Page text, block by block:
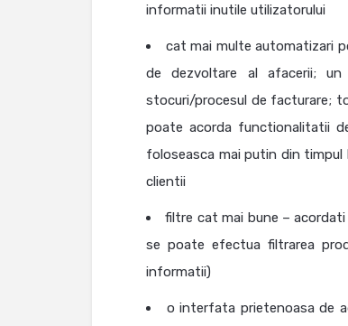
informatii inutile utilizatorului
cat mai multe automatizari
de dezvoltare al afacerii;
stocuri/procesul de facturare;
poate acorda functionalitatii
foloseasca mai putin din timpul
clientii
filtre cat mai bune –
se poate efectua filtrarea
informatii)
o interfata prietenoasa de